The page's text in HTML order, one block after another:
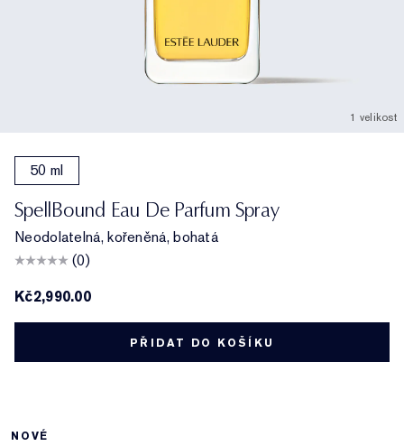
1 velikost
50 ml
SpellBound Eau De Parfum Spray
Neodolatelná, kořeněná, bohatá
(0)
Kč2,990.00
PŘIDAT DO KOŠÍKU
NOVÉ